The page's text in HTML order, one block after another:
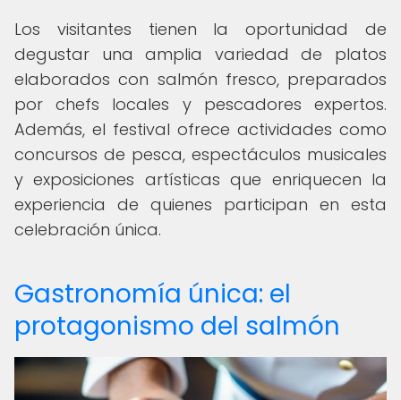
Los visitantes tienen la oportunidad de
degustar una amplia variedad de platos
elaborados con salmón fresco, preparados
por chefs locales y pescadores expertos.
Además, el festival ofrece actividades como
concursos de pesca, espectáculos musicales
y exposiciones artísticas que enriquecen la
experiencia de quienes participan en esta
celebración única.
Gastronomía única: el
protagonismo del salmón